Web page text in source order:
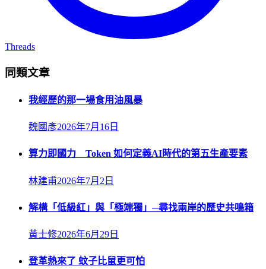
Threads
同類文章
我經歷的那一場食用油風暴
魏國彥2026年7月16日
算力即國力 Token 如何定義AI時代的第五生產要素
林建甫2026年7月2日
解構「低級紅」與「極端獨」─尋找兩岸的歷史共鳴箱
黃士修2026年6月29日
登革熱來了 蚊子比鼠更可怕